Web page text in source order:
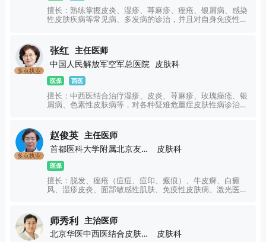
擅长：熟练掌握皮炎、湿疹、荨麻疹、痤疮、银屑病、感染
性皮肤疾病等常见病、多发病的诊治，并且对自身免疫性疾
多点执业
张红
主任医师
中国人民解放军空军总医院
皮肤科
医保 西医
擅长：中西医结合治疗湿疹、皮炎、荨麻疹、玫瑰痤疮、银
屑病、色素性皮肤病等，对各种疑难危重症皮肤性病诊治有
多点执业
赵俊英
主任医师
首都医科大学附属北京友谊医院
皮肤科
医保
擅长：脱发、痤疮（痘痘、痘印、瘢痕）、牛皮癣、白癜
风、湿疹皮炎、面部敏感性肌肤、免疫性皮肤病、激光医学
师秀利
主治医师
北京华医中西医结合皮肤病医院
皮肤科